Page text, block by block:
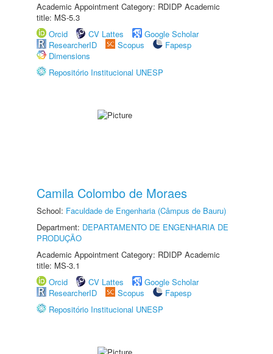
Academic Appointment Category: RDIDP Academic
title: MS-5.3
Orcid
CV Lattes
Google Scholar
ResearcherID
Scopus
Fapesp
Dimensions
Repositório Institucional UNESP
Camila Colombo de Moraes
School: Faculdade de Engenharia (Câmpus de Bauru)
Department: DEPARTAMENTO DE ENGENHARIA DE
PRODUÇÃO
Academic Appointment Category: RDIDP Academic
title: MS-3.1
Orcid
CV Lattes
Google Scholar
ResearcherID
Scopus
Fapesp
Repositório Institucional UNESP